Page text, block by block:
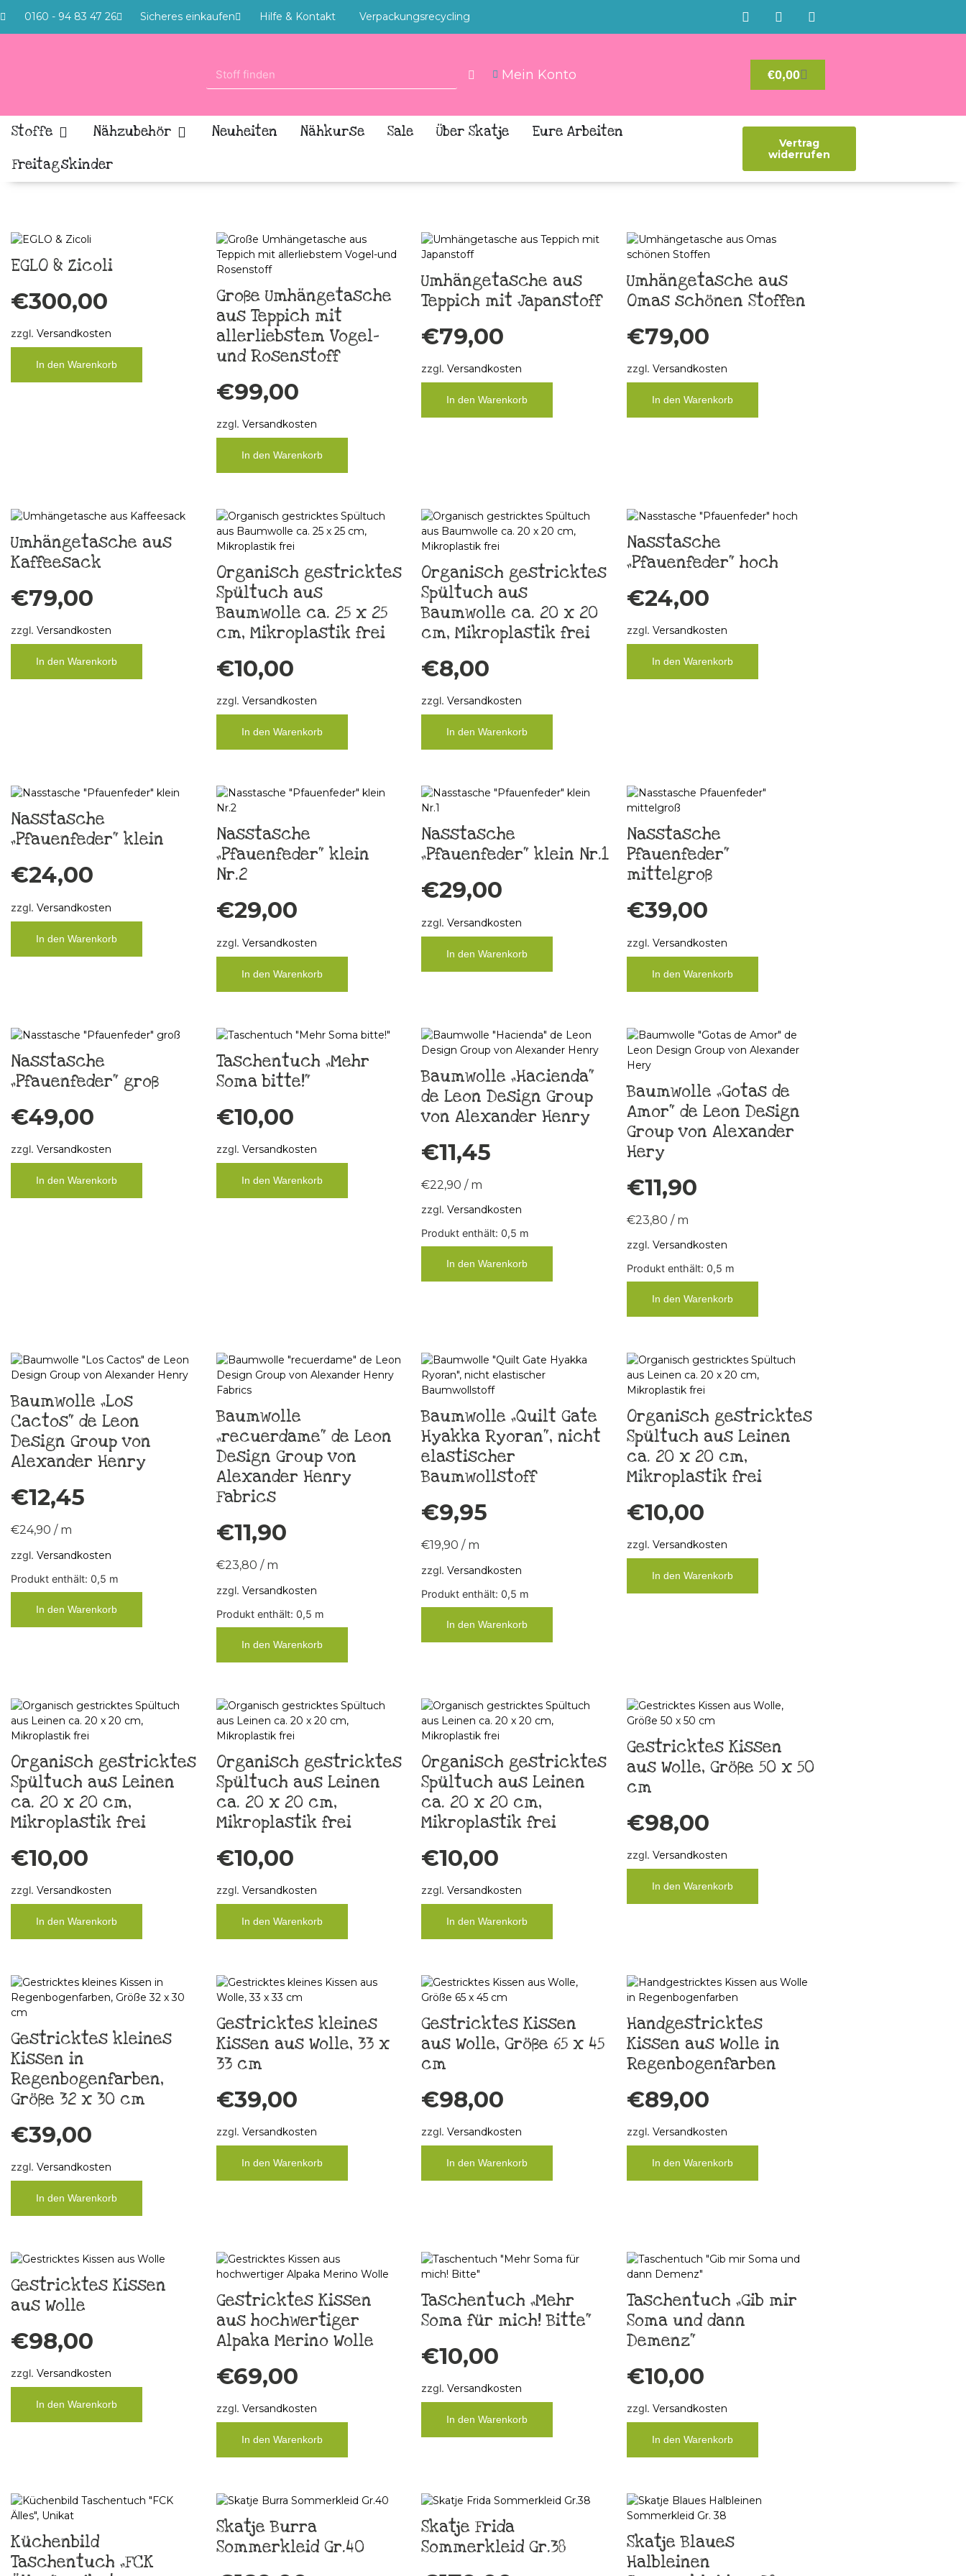
0160 - 94 83 47 26 Sicheres einkaufen Hilfe & Kontakt Verpackungsrecycling
Mein Konto €0,00
Stoffe Nähzubehör Neuheiten Nähkurse Sale Über Skatje
Eure Arbeiten
Freitagskinder
Vertrag
widerrufen
EGLO & Zicoli
€300,00
zzgl. Versandkosten
In den Warenkorb
Große Umhängetasche
aus Teppich mit
allerliebstem Vogel-
und Rosenstoff
€99,00
zzgl. Versandkosten
In den Warenkorb
Umhängetasche aus
Teppich mit Japanstoff
€79,00
zzgl. Versandkosten
In den Warenkorb
Umhängetasche aus
Omas schönen Stoffen
€79,00
zzgl. Versandkosten
In den Warenkorb
Umhängetasche aus
Kaffeesack
€79,00
zzgl. Versandkosten
In den Warenkorb
Organisch gestricktes
Spültuch aus
Baumwolle ca. 25 x 25
cm, Mikroplastik frei
€10,00
zzgl. Versandkosten
In den Warenkorb
Organisch gestricktes
Spültuch aus
Baumwolle ca. 20 x 20
cm, Mikroplastik frei
€8,00
zzgl. Versandkosten
In den Warenkorb
Nasstasche
„Pfauenfeder“ hoch
€24,00
zzgl. Versandkosten
In den Warenkorb
Nasstasche
„Pfauenfeder“ klein
€24,00
zzgl. Versandkosten
In den Warenkorb
Nasstasche
„Pfauenfeder“ klein
Nr.2
€29,00
zzgl. Versandkosten
In den Warenkorb
Nasstasche
„Pfauenfeder“ klein Nr.1
€29,00
zzgl. Versandkosten
In den Warenkorb
Nasstasche
Pfauenfeder“
mittelgroß
€39,00
zzgl. Versandkosten
In den Warenkorb
Nasstasche
„Pfauenfeder“ groß
€49,00
zzgl. Versandkosten
In den Warenkorb
Taschentuch „Mehr
Soma bitte!“
€10,00
zzgl. Versandkosten
In den Warenkorb
Baumwolle „Hacienda“
de Leon Design Group
von Alexander Henry
€11,45
€22,90 / m
zzgl. Versandkosten
Produkt enthält: 0,5 m
In den Warenkorb
Baumwolle „Gotas de
Amor“ de Leon Design
Group von Alexander
Hery
€11,90
€23,80 / m
zzgl. Versandkosten
Produkt enthält: 0,5 m
In den Warenkorb
Baumwolle „Los
Cactos“ de Leon
Design Group von
Alexander Henry
€12,45
€24,90 / m
zzgl. Versandkosten
Produkt enthält: 0,5 m
In den Warenkorb
Baumwolle
„recuerdame“ de Leon
Design Group von
Alexander Henry
Fabrics
€11,90
€23,80 / m
zzgl. Versandkosten
Produkt enthält: 0,5 m
In den Warenkorb
Baumwolle „Quilt Gate
Hyakka Ryoran“, nicht
elastischer
Baumwollstoff
€9,95
€19,90 / m
zzgl. Versandkosten
Produkt enthält: 0,5 m
In den Warenkorb
Organisch gestricktes
Spültuch aus Leinen
ca. 20 x 20 cm,
Mikroplastik frei
€10,00
zzgl. Versandkosten
In den Warenkorb
Organisch gestricktes
Spültuch aus Leinen
ca. 20 x 20 cm,
Mikroplastik frei
€10,00
zzgl. Versandkosten
In den Warenkorb
Organisch gestricktes
Spültuch aus Leinen
ca. 20 x 20 cm,
Mikroplastik frei
€10,00
zzgl. Versandkosten
In den Warenkorb
Organisch gestricktes
Spültuch aus Leinen
ca. 20 x 20 cm,
Mikroplastik frei
€10,00
zzgl. Versandkosten
In den Warenkorb
Gestricktes Kissen
aus Wolle, Größe 50 x 50
cm
€98,00
zzgl. Versandkosten
In den Warenkorb
Gestricktes kleines
Kissen in
Regenbogenfarben,
Größe 32 x 30 cm
€39,00
zzgl. Versandkosten
In den Warenkorb
Gestricktes kleines
Kissen aus Wolle, 33 x
33 cm
€39,00
zzgl. Versandkosten
In den Warenkorb
Gestricktes Kissen
aus Wolle, Größe 65 x 45
cm
€98,00
zzgl. Versandkosten
In den Warenkorb
Handgestricktes
Kissen aus Wolle in
Regenbogenfarben
€89,00
zzgl. Versandkosten
In den Warenkorb
Gestricktes Kissen
aus Wolle
€98,00
zzgl. Versandkosten
In den Warenkorb
Gestricktes Kissen
aus hochwertiger
Alpaka Merino Wolle
€69,00
zzgl. Versandkosten
In den Warenkorb
Taschentuch „Mehr
Soma für mich! Bitte“
€10,00
zzgl. Versandkosten
In den Warenkorb
Taschentuch „Gib mir
Soma und dann
Demenz“
€10,00
zzgl. Versandkosten
In den Warenkorb
Küchenbild
Taschentuch „FCK
Skatje Burra
Sommerkleid Gr.40
Skatje Frida
Sommerkleid Gr.38
Skatje Blaues
Halbleinen